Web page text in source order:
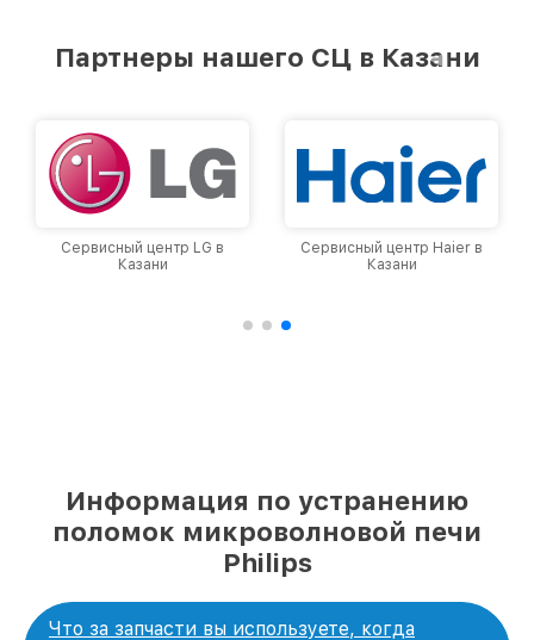
Казани, постоянно повышая уровень доверия
Партнеры нашего СЦ в Казани
Сервисный центр LG в
Казани
Сервисный центр Haier в
Казани
Информация по устранению
поломок микроволновой печи
Philips
Что за запчасти вы используете, когда